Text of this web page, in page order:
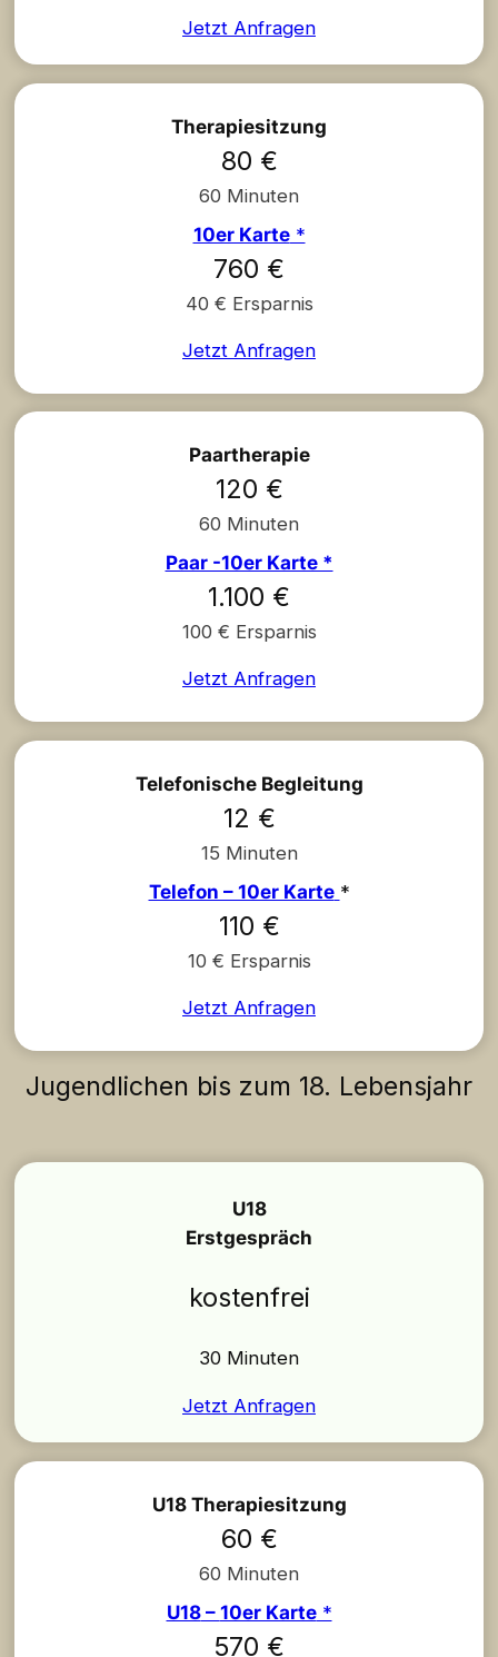
Jetzt Anfragen
Therapiesitzung
80 €
60 Minuten
10er Karte*
760 €
40 € Ersparnis
Jetzt Anfragen
Paartherapie
120 €
60 Minuten
Paar -10er Karte *
1.100 €
100 € Ersparnis
Jetzt Anfragen
Telefonische Begleitung
12 €
15 Minuten
Telefon – 10er Karte *
110 €
10 € Ersparnis
Jetzt Anfragen
Jugendlichen bis zum 18. Lebensjahr
U18
Erstgespräch
kostenfrei
30 Minuten
Jetzt Anfragen
U18 Therapiesitzung
60 €
60 Minuten
U18– 10er Karte*
570 €